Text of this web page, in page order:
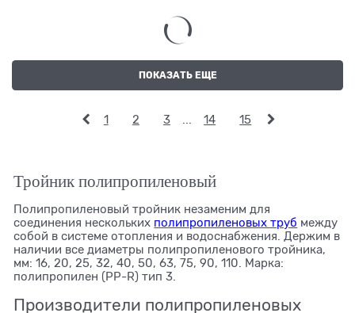
ПОКАЗАТЬ ЕЩЕ
1 2 3 ... 14 15
Тройник полипропиленовый
Полипропиленовый тройник незаменим для
соединения нескольких полипропиленовых труб между
собой в системе отопления и водоснабжения. Держим в
наличии все диаметры полипропиленового тройника,
мм: 16, 20, 25, 32, 40, 50, 63, 75, 90, 110. Марка:
полипропилен (PP-R) тип 3.
Производители полипропиленовых